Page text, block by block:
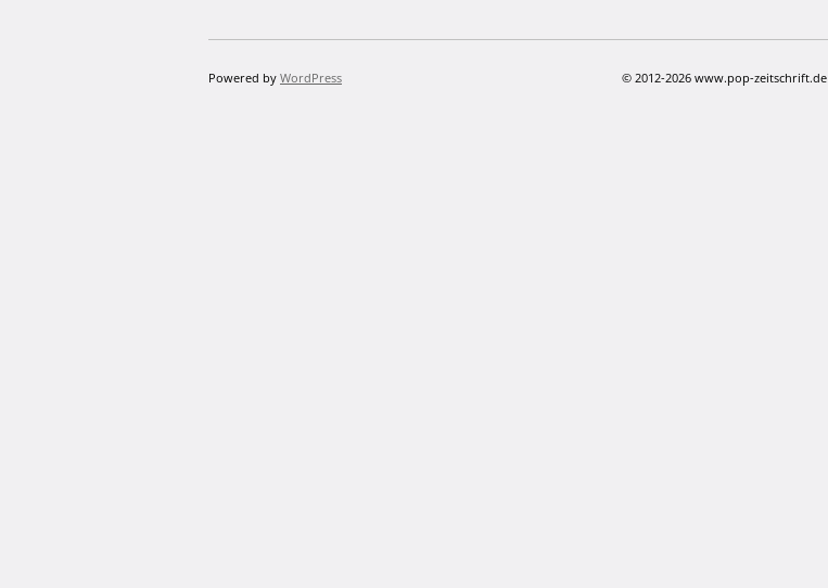
Powered by WordPress © 2012-2026 www.pop-zeitschrift.de